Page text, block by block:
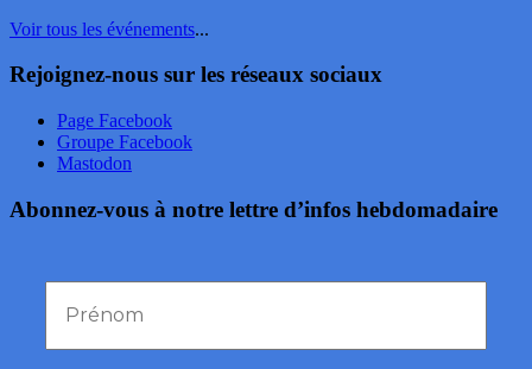
Voir tous les événements...
Rejoignez-nous sur les réseaux sociaux
Page Facebook
Groupe Facebook
Mastodon
Abonnez-vous à notre lettre d’infos hebdomadaire